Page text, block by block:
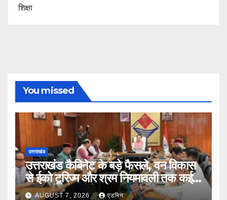
शिक्षा
You missed
उत्तराखंड
उत्तराखंड कैबिनेट के बड़े फैसले, वन विकास
से ईको टूरिज्म और श्रम नियमावली तक कई
प्रस्तावों को मंजूरी
AUGUST 7, 2026 एडमिन